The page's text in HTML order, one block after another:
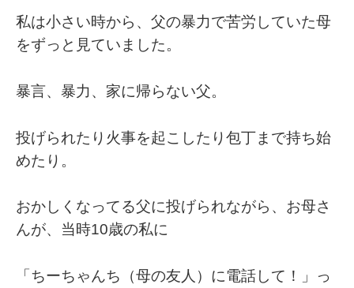
私は小さい時から、父の暴力で苦労していた母
をずっと見ていました。
暴言、暴力、家に帰らない父。
投げられたり火事を起こしたり包丁まで持ち始
めたり。
⁡おかしくなってる父に投げられながら、お母さ
んが、当時10歳の私に
「ちーちゃんち（母の友人）に電話して！」っ